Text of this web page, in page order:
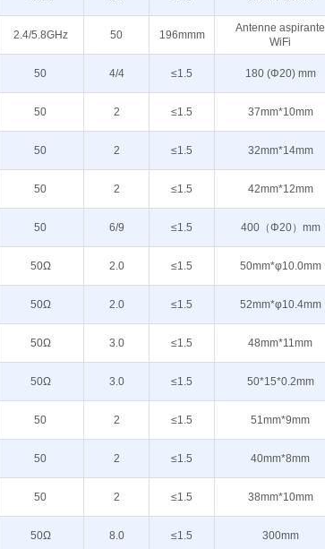
2.4/5.8GHz 50 196mmm
Antenne aspirante
WiFi
50 4/4 ≤1.5 180 (Φ20) mm
50 2 ≤1.5 37mm*10mm
50 2 ≤1.5 32mm*14mm
50 2 ≤1.5 42mm*12mm
50 6/9 ≤1.5 400（Φ20）mm
50Ω 2.0 ≤1.5 50mm*φ10.0mm
50Ω 2.0 ≤1.5 52mm*φ10.4mm
50Ω 3.0 ≤1.5 48mm*11mm
50Ω 3.0 ≤1.5 50*15*0.2mm
50 2 ≤1.5 51mm*9mm
50 2 ≤1.5 40mm*8mm
50 2 ≤1.5 38mm*10mm
50Ω 8.0 ≤1.5 300mm